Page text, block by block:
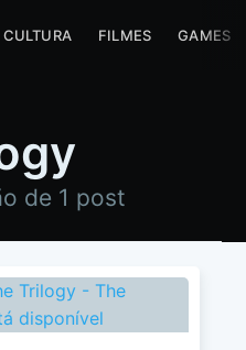
CULTURA FILMES GAMES
de 1 post